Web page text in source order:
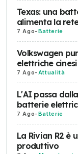
Texas: una
alimenta la
7 Ago-Batterie
Volkswagen
elettriche cinesi
7 Ago-Attualità
L'AI passa
batterie
7 Ago-Batterie
La Rivian R2 è
produttivo